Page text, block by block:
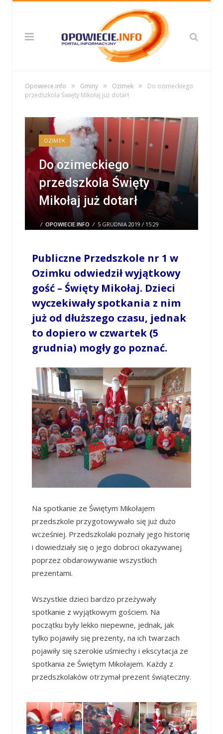
Opowiece.info » Gminy » Ozimek »
Do ozimeckiego
przedszkola Święty Mikołaj już dotarł
OZIMEK
Do ozimeckiego
przedszkola Święty
Mikołaj już dotarł
/ OPOWIECIE.INFO / 5 GRUDNIA 2019 / 15:29
0 COMMENTS
Publiczne Przedszkole nr 1 w
Ozimku odwiedził wyjątkowy
gość – Święty Mikołaj. Dzieci
wyczekiwały spotkania z nim
już od dłuższego czasu, jednak
to dopiero w czwartek (5
grudnia) mogły go poznać.
Na spotkanie ze Świętym Mikołajem
przedszkole przygotowywało się już dużo
wcześniej. Przedszkolaki poznały jego historię
i dowiedziały się o jego dobroci okazywanej
poprzez obdarowywanie wszystkich
prezentami.
Wszystkie dzieci bardzo przeżywały
spotkanie z wyjątkowym gościem. Na
początku były lekko niepewne, jednak, jak
tylko pojawiły się prezenty, na ich twarzach
pojawiły się szerokie uśmiechy i ekscytacja ze
spotkania ze Świętym Mikołajem. Każdy z
przedszkolaków otrzymał prezent świąteczny.